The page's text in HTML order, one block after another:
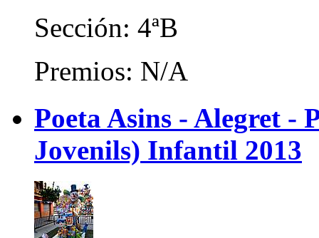
Sección: 4ªB
Premios: N/A
Poeta Asins - Alegret -
Jovenils) Infantil 2013